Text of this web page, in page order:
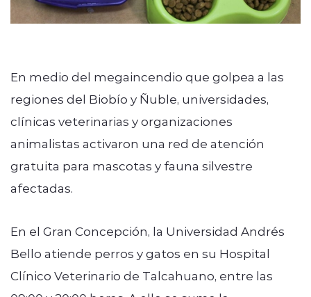
En medio del megaincendio que golpea a las
regiones del Biobío y Ñuble, universidades,
clínicas veterinarias y organizaciones
animalistas activaron una red de atención
gratuita para mascotas y fauna silvestre
afectadas.
En el Gran Concepción, la Universidad Andrés
Bello atiende perros y gatos en su Hospital
Clínico Veterinario de Talcahuano, entre las